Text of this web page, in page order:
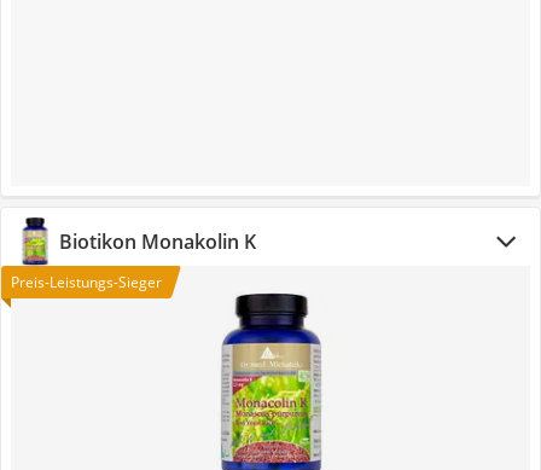
Biotikon Monakolin K
Preis-Leistungs-Sieger